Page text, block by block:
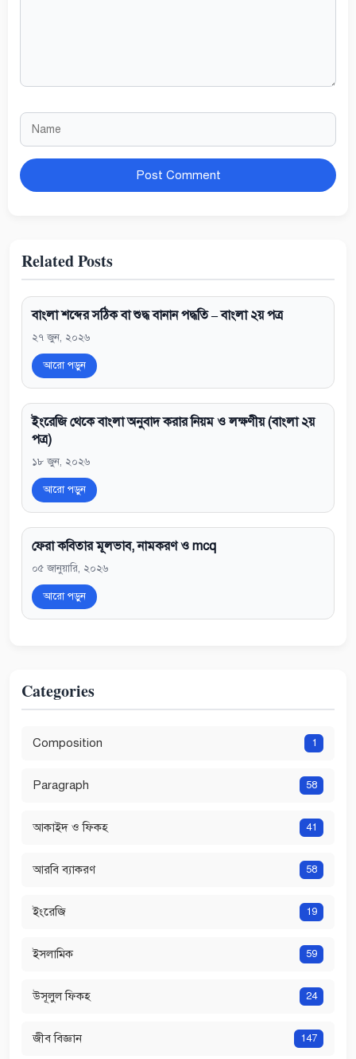
Name
Website
Related Posts
বাংলা শব্দের সঠিক বা শুদ্ধ বানান পদ্ধতি – বাংলা ২য় পত্র
২৭ জুন, ২০২৬
আরো পড়ুন
ইংরেজি থেকে বাংলা অনুবাদ করার নিয়ম ও লক্ষণীয় (বাংলা ২য়
পত্র)
১৮ জুন, ২০২৬
আরো পড়ুন
ফেরা কবিতার মূলভাব, নামকরণ ও mcq
০৫ জানুয়ারি, ২০২৬
আরো পড়ুন
Categories
Composition 1
Paragraph 58
আকাইদ ও ফিকহ 41
আরবি ব্যাকরণ 58
ইংরেজি 19
ইসলামিক 59
উসূলুল ফিকহ 24
জীব বিজ্ঞান 147